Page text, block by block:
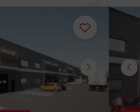
Ajouter
supprimer